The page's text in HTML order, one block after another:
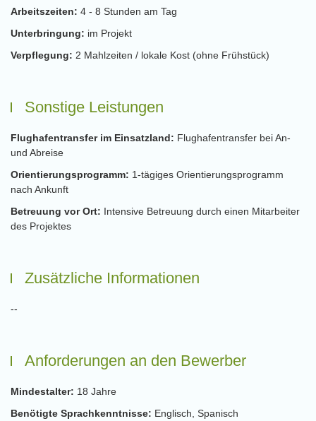
Arbeitszeiten: 4 - 8 Stunden am Tag
Unterbringung: im Projekt
Verpflegung: 2 Mahlzeiten / lokale Kost (ohne Frühstück)
Sonstige Leistungen
Flughafentransfer im Einsatzland: Flughafentransfer bei An-
und Abreise
Orientierungsprogramm: 1-tägiges Orientierungsprogramm
nach Ankunft
Betreuung vor Ort: Intensive Betreuung durch einen Mitarbeiter
des Projektes
Zusätzliche Informationen
--
Anforderungen an den Bewerber
Mindestalter: 18 Jahre
Benötigte Sprachkenntnisse: Englisch, Spanisch